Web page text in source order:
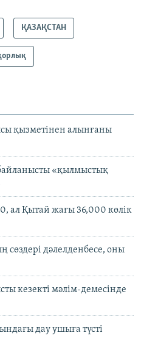
ҚАЗАҚСТАН
қызметінен алынғаны
«қылмыстық
ал Қытай жағы 36,000 көлік
сөздері дәлелденбесе, оны
кезекті мәлім-демесінде
дау ушыға түсті